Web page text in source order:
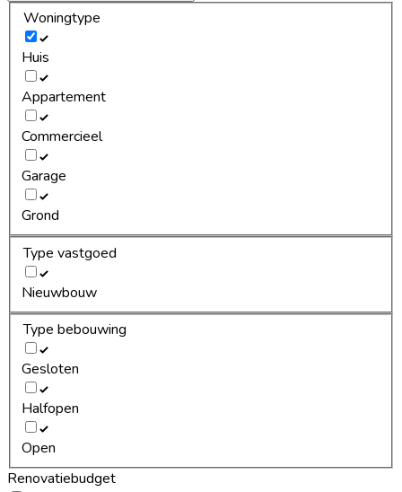
Woningtype
Huis
Appartement
Commercieel
Garage
Grond
Type vastgoed
Nieuwbouw
Type bebouwing
Gesloten
Halfopen
Open
Renovatiebudget